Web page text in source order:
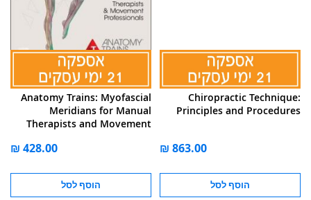
Chiropractic Technique:
Principles and Procedures
הוסף לסל
Anatomy Trains: Myofascial
Meridians for Manual
Therapists and Movement
הוסף לסל